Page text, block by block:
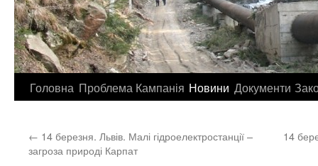
Перейти
контенту
Головна Проблема Кампанія Новини Документи
← 14 березня. Львів. Малі гідроелектростанції –
загроза природі Карпат
14